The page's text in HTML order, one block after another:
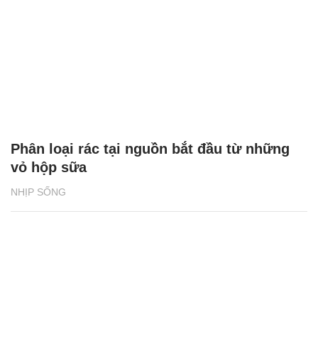
NHỊP SỐNG
Phân loại rác tại nguồn bắt đầu từ những
vỏ hộp sữa